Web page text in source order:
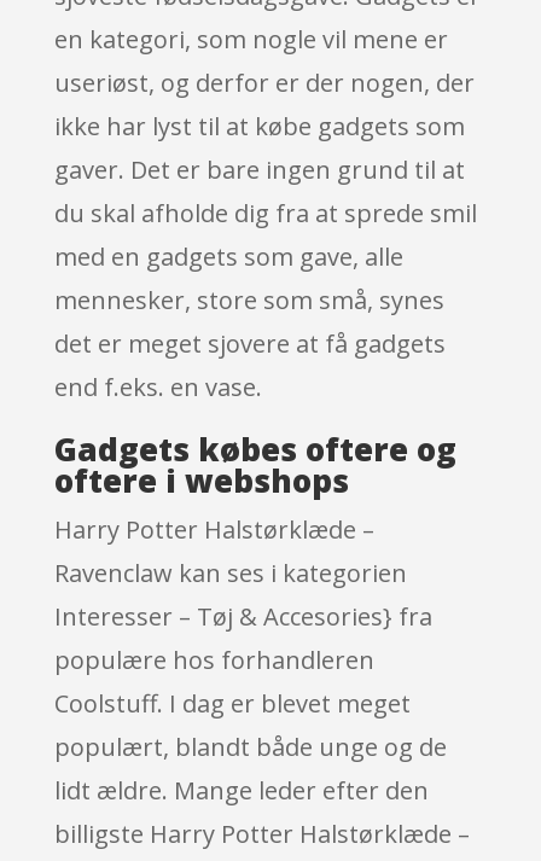
en kategori, som nogle vil mene er
useriøst, og derfor er der nogen, der
ikke har lyst til at købe gadgets som
gaver. Det er bare ingen grund til at
du skal afholde dig fra at sprede smil
med en gadgets som gave, alle
mennesker, store som små, synes
det er meget sjovere at få gadgets
end f.eks. en vase.
Gadgets købes oftere og
oftere i webshops
Harry Potter Halstørklæde –
Ravenclaw kan ses i kategorien
Interesser – Tøj & Accesories} fra
populære hos forhandleren
Coolstuff. I dag er blevet meget
populært, blandt både unge og de
lidt ældre. Mange leder efter den
billigste Harry Potter Halstørklæde –